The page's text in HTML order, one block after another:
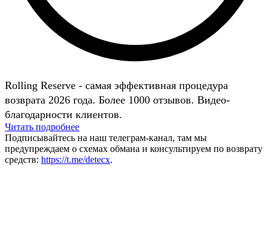
Rolling Reserve - самая эффективная процедура
возврата 2026 года. Более 1000 отзывов. Видео-
благодарности клиентов.
Читать подробнее
Подписывайтесь на наш телеграм-канал, там мы
предупреждаем о схемах обмана и консультируем по возврату
средств: https://t.me/detecx.